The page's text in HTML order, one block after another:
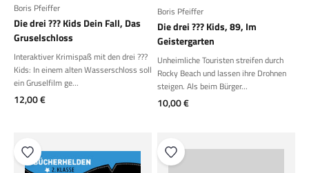
Boris Pfeiffer
Die drei ??? Kids Dein Fall, Das
Gruselschloss
Interaktiver Krimispaß mit den drei ???
Kids: In einem alten Wasserschloss soll
ein Gruselfilm ge...
Angebot
12,00 €
Boris Pfeiffer
Die drei ??? Kids, 89, Im
Geistergarten
Unheimliche Touristen streifen durch
Rocky Beach und lassen ihre Drohnen
steigen. Als beim Bürger...
Angebot
10,00 €